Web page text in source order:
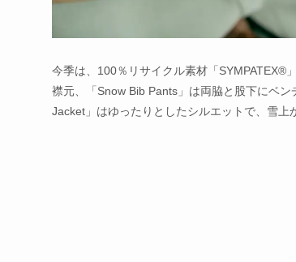
今季は、100％リサイクル素材「SYMPATEX®
襟元、「Snow Bib Pants」は両脇と股下にベ
Jacket」はゆったりとしたシルエットで、雪上